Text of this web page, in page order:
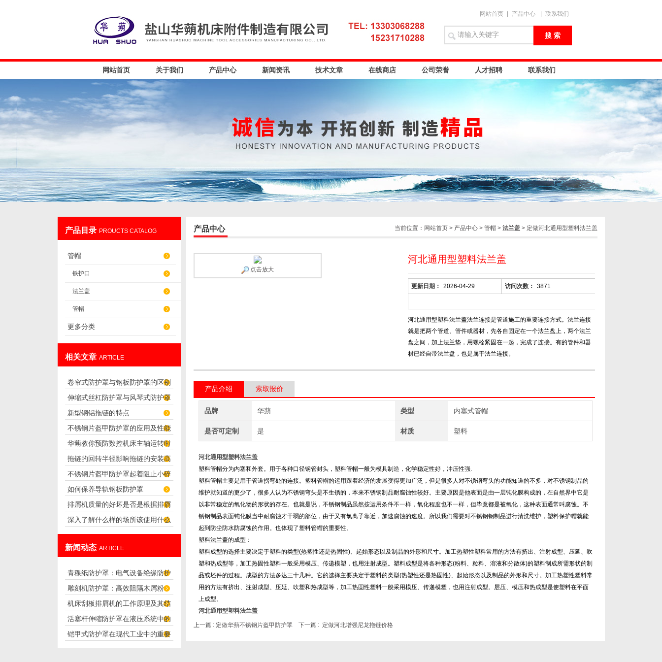
网站首页 产品中心 联系我们
网站首页 关于我们 产品中心 新闻资讯 技术文章 在线商店 公司荣誉 人才招聘 联系我们
产品目录 PROUCTS CATALOG
管帽
铁护口
法兰盖
管帽
更多分类
相关文章 ARTICLE
卷帘式防护罩与钢板防护罩的区别
和特点
伸缩式丝杠防护罩与风琴式防护罩
的区别
新型钢铝拖链的特点
不锈钢片盔甲防护罩的应用及性能
特点
华蒴教你预防数控机床主轴运转时
的噪声
拖链的回转半径影响拖链的安装高
度
不锈钢片盔甲防护罩起着阻止小碎
片渗透的作用
如何保养导轨钢板防护罩
排屑机质量的好坏是否是根据排屑
量来判断的？
深入了解什么样的场所该使用什么
新闻动态 ARTICLE
青稞纸防护罩：电气设备绝缘防护
专用方案
雕刻机防护罩：高效阻隔木屑粉
尘，守护设备精度与安全
机床刮板排屑机的工作原理及其结
构分析
活塞杆伸缩防护罩在液压系统中的
应用
铠甲式防护罩在现代工业中的重要
当前位置： 网站首页> 产品中心> 管帽> 法兰盖> 定做河北通用型塑料法兰盖
产品中心
河北通用型塑料法兰盖
更新日期： 2026-04-29 访问次数： 3871
河北通用型塑料法兰盖法兰连接是管道施工的重要连接方式。法兰连接
就是把两个管道、管件或器材，先各自固定在一个法兰盘上，两个法兰
盘之间，加上法兰垫，用螺栓紧固在一起，完成了连接。有的管件和器
材已经自带法兰盘，也是属于法兰连接。
点击放大
产品介绍 索取报价
品牌 华蒴 类型 内塞式管帽
是否可定制 是 材质 塑料
河北通用型塑料法兰盖
塑料管帽分为内塞和外套。用于各种口径钢管封头，塑料管帽一般为模具制造，化学稳定性好，冲压性强.
塑料管帽主要是用于管道拐弯处的连接。塑料管帽的运用跟着经济的发展变得更加广泛，但是很多人对不锈钢弯头的功能知道的不多，对不锈钢制品的
维护就知道的更少了，很多人认为不锈钢弯头是不生锈的，本来不锈钢制品耐腐蚀性较好。主要原因是他表面是由一层钝化膜构成的，在自然界中它是
以非常稳定的氧化物的形状的存在。也就是说，不锈钢制品虽然按运用条件不一样，氧化程度也不一样，但毕竟都是被氧化，这种表面通常叫腐蚀。不
锈钢制品表面钝化膜当中耐腐蚀才干弱的部位，由于又有氯离子靠近，加速腐蚀的速度。所以我们需要对不锈钢钢制品进行清洗维护，塑料保护帽就能
起到防尘防水防腐蚀的作用。也体现了塑料管帽的重要性。
塑料法兰盖的成型：
塑料成型的选择主要决定于塑料的类型(热塑性还是热固性)、起始形态以及制品的外形和尺寸。加工热塑性塑料常用的方法有挤出、注射成型、压延、吹
塑和热成型等，加工热固性塑料一般采用模压、传递模塑，也用注射成型。塑料成型是将各种形态(粉料、粒料、溶液和分散体)的塑料制成所需形状的制
品或坯件的过程。成型的方法多达三十几种。它的选择主要决定于塑料的类型(热塑性还是热固性)、起始形态以及制品的外形和尺寸。加工热塑性塑料常
用的方法有挤出、注射成型、压延、吹塑和热成型等，加工热固性塑料一般采用模压、传递模塑，也用注射成型。层压、模压和热成型是使塑料在平面
上成型。
河北通用型塑料法兰盖
上一篇 : 定做华蒴不锈钢片盔甲防护罩下一篇 : 定做河北增强尼龙拖链价格